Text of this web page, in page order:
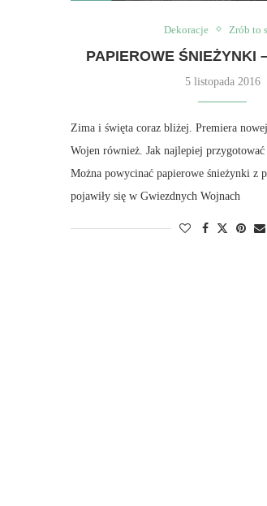
Dekoracje Zrób to
PAPIEROWE ŚNIEŻYNKI
5 listopada 2016
Zima i święta coraz bliżej. Premiera
Wojen również. Jak najlepiej przygotować
Można powycinać papierowe śnieżynki z
pojawiły się w Gwiezdnych Wojnach